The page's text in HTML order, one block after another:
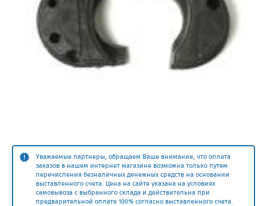
Уважаемые партнеры, обращаем Ваше внимание, что оплата
заказов в нашем интернет магазине возможна только путем
перечисления безналичных денежных средств на основании
выставленного счета. Цена на сайте указана на условиях
самовывоза с выбранного склада и действительна при
предварительной оплате 100% согласно выставленного счета.